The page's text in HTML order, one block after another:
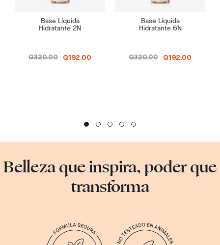
Base Líquida
Hidratante 2N
Q320.00 Q192.00
Base Líquida
Hidratante 6N
Q320.00 Q192.00
Belleza que inspira, poder que
transforma